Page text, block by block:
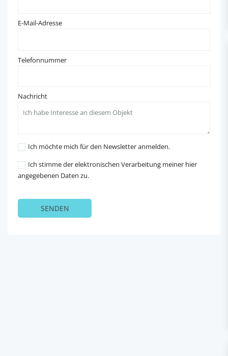
E-Mail-Adresse
Telefonnummer
Nachricht
Ich möchte mich für den Newsletter anmelden.
Ich stimme der elektronischen Verarbeitung meiner hier
angegebenen Daten zu.